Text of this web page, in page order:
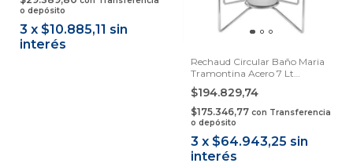
o depósito
3 x $10.885,11 sin
interés
Rechaud Circular Baño Maria
Tramontina Acero 7 Lt
Samihome
$194.829,74
$175.346,77 con Transferencia
o depósito
3 x $64.943,25 sin
interés